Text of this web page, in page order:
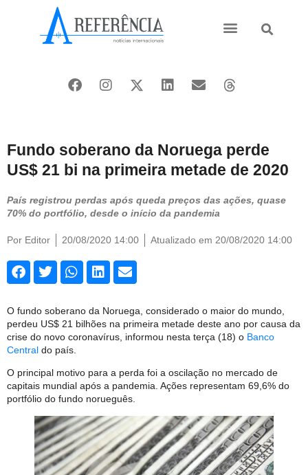
Fundo soberano da Noruega perde
US$ 21 bi na primeira metade de 2020
País registrou perdas após queda preços das ações, quase
70% do portfólio, desde o início da pandemia
Por Editor 20/08/2020 14:00 Atualizado em 20/08/2020 14:00
O fundo soberano da Noruega, considerado o maior do mundo,
perdeu US$ 21 bilhões na primeira metade deste ano por causa da
crise do novo coronavírus, informou nesta terça (18) o Banco
Central do país.
O principal motivo para a perda foi a oscilação no mercado de
capitais mundial após a pandemia. Ações representam 69,6% do
portfólio do fundo norueguês.